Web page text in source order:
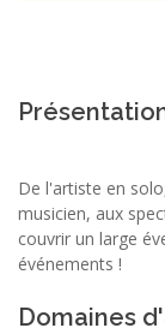
De l'artiste en
musicien, aux
couvrir un large
événements !
Domaines